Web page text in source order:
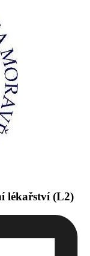
lékařství (L2)